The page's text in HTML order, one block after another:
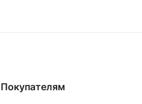
Покупателям